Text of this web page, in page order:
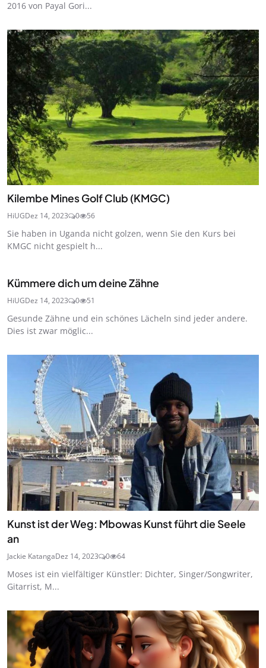
2016 von Payal Gori...
Kilembe Mines Golf Club (KMGC)
HiUGDez 14, 2023 0 56
Sie haben in Uganda nicht golzen, wenn Sie den Kurs bei
KMGC nicht gespielt h...
Kümmere dich um deine Zähne
HiUGDez 14, 2023 0 51
Gesunde Zähne und ein schönes Lächeln sind jeder andere.
Dies ist zwar möglic...
Kunst ist der Weg: Mbowas Kunst führt die Seele
an
Jackie KatangaDez 14, 2023 0 64
Moses ist ein vielfältiger Künstler: Dichter, Singer/Songwriter,
Gitarrist, M...